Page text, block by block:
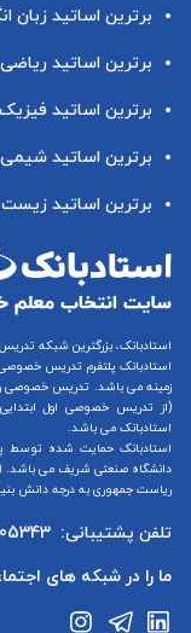
برترین اساتید زبان
برترین اساتید ریاضی
برترین اساتید فیزیک
برترین اساتید شیمی
برترین اساتید زیست
استادبانک، بزرگترین شبکه
استادبانک پلتفرم تدریس خصوصی
زمینه می باشد. تدریس خصوصی
(از تدریس خصوصی اول ابتدایی
استادبانک می باشد.
استادبانک حمایت شده توسط
دانشگاه صنعتی شریف می باشد.
ریاست جمهوری به درجه دانش
تلفن پشتیبانی:
ما را در شبکه های